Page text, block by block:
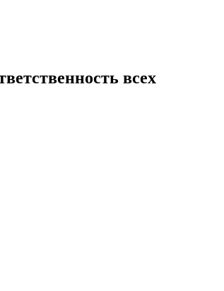
всех